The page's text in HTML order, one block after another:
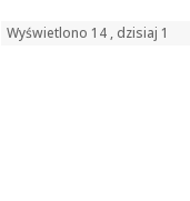
Wyświetlono 14 , dzisiaj 1